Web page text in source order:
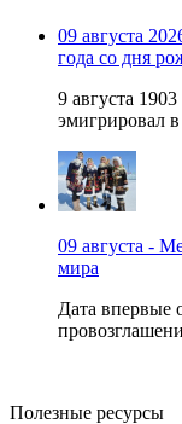
09 августа
года со дня
9 августа
эмигрировал
09 августа -
мира
Дата впервые
Полезные ресурсы